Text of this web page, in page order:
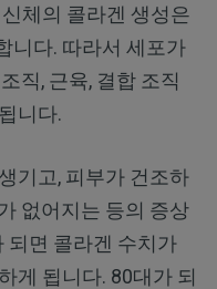
체의 콜라겐 생성은
니다. 따라서 세포가
직, 근육, 결합 조직
니다.
기고, 피부가 건조하
없어지는 등의 증상
되면 콜라겐 수치가
게 됩니다. 80대가 되